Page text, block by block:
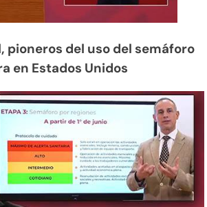
pioneros del uso del semáforo
en Estados Unidos